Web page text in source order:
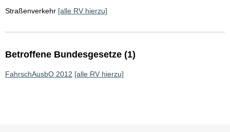
Straßenverkehr [alle RV hierzu]
Betroffene Bundesgesetze (1)
FahrschAusbO 2012 [alle RV hierzu]